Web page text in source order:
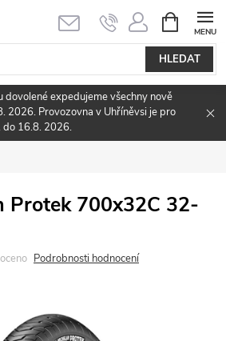
HLEDAT
NÁKUPNÍ
KOŠÍK
dovolené expedujeme všechny nově
2026. Provozovna v Uhříněvsi je pro
do 16.8. 2026.
Protek 700x32C 32-
Podrobnosti hodnocení